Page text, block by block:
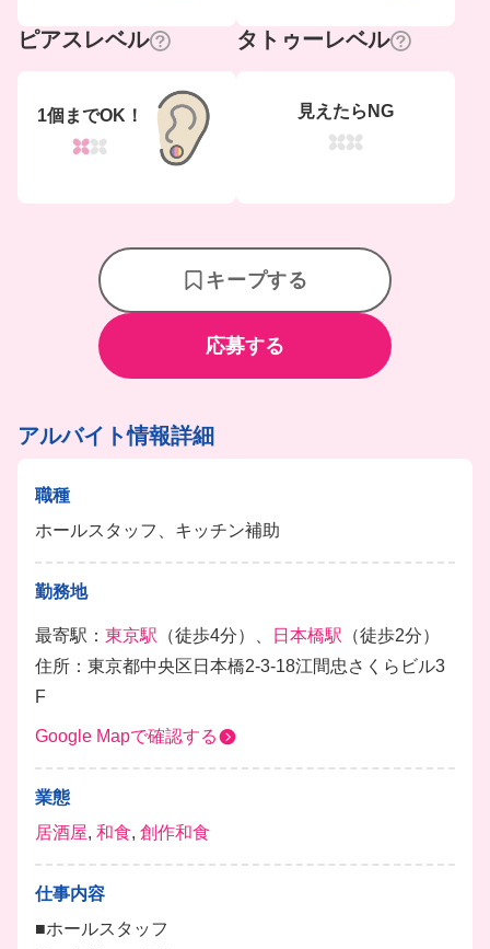
ピアスレベル
1個までOK！
タトゥーレベル
見えたらNG
キープする
応募する
アルバイト情報詳細
職種
ホールスタッフ、キッチン補助
勤務地
最寄駅： 東京駅 （徒歩4分）、 日本橋駅 （徒歩2分）
住所：東京都中央区日本橋2-3-18江間忠さくらビル3
F
Google Mapで確認する
業態
居酒屋, 和食, 創作和食
仕事内容
■ホールスタッフ